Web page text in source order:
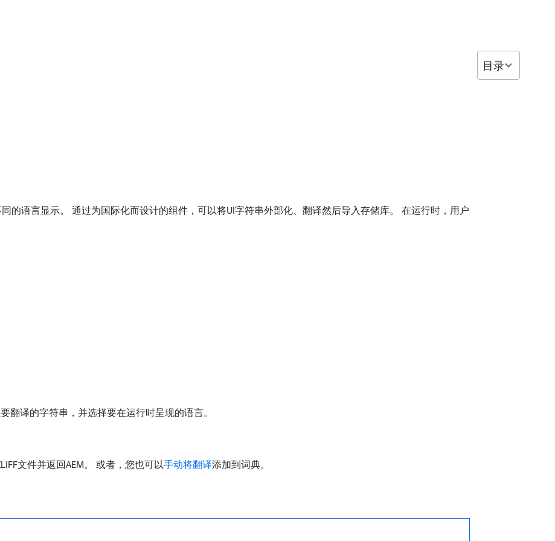
的语言显示。 通过为国际化而设计的组件，可以将UI字符串外部化、翻译然后导入存储库。 在运行时，用户
翻译的字符串，并选择要在运行时呈现的语言。
文件并返回AEM。 或者，您也可以手动将翻译添加到词典。
目录